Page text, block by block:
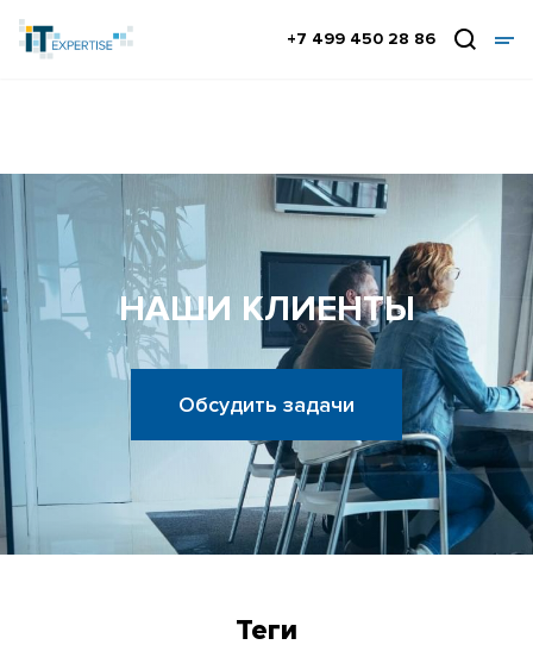
+7 499 450 28 86
НАШИ КЛИЕНТЫ
Обсудить задачи
Теги